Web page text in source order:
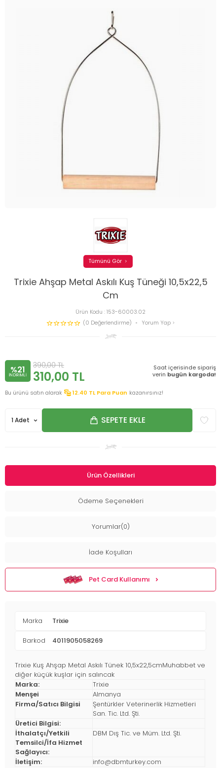
Trixie Ahşap Metal Askılı Kuş Tüneği 10,5x22,5
Cm
Ürün Kodu :153-60003.02
(0 Değerlendirme)
Yorum Yap
Tümünü Gör
%21
INDIRIMLI
390,00TL
310,00 TL
Saat içerisinde sipariş
verin bugün kargoda!
Bu ürünü satın alarak 12.40 TL Para Puan kazanırsınız!
SEPETE EKLE
Ürün Özellikleri
Ödeme Seçenekleri
Yorumlar(0)
İade Koşulları
Pet Card Kullanımı
Marka Trixie
Barkod 4011905058269
Trixie Kuş Ahşap Metal Askılı Tünek 10,5x22,5cmMuhabbet ve
diğer küçük kuşlar için salıncak
Marka:
Trixie
Menşei
Almanya
Firma/Satıcı Bilgisi
Şentürkler Veterinerlik Hizmetleri
San. Tic. Ltd. Şti.
Üretici Bilgisi:
İthalatçı/Yetkili
Temsilci/İfa Hizmet
Sağlayıcı:
DBM Dış Tic. ve Müm. Ltd. Şti.
İletişim: info@dbmturkey.com